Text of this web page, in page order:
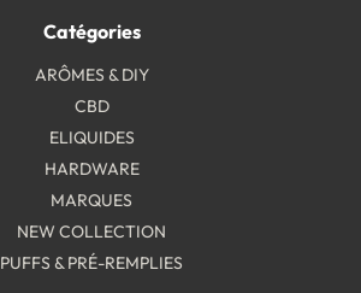
Catégories
ARÔMES & DIY
CBD
ELIQUIDES
HARDWARE
MARQUES
NEW COLLECTION
PUFFS & PRÉ-REMPLIES